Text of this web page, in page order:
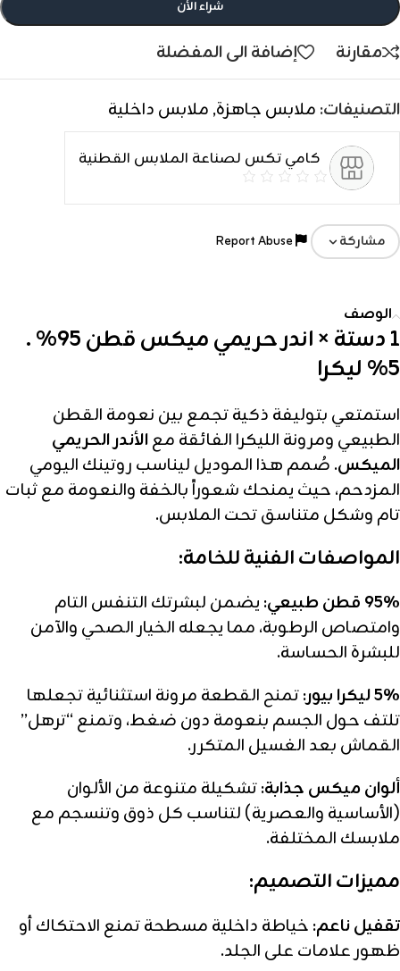
شراء الأن
مقارنة إضافة الى المفضلة
التصنيفات: ملابس جاهزة, ملابس داخلية
كامي تكس لصناعة الملابس القطنية
مشاركة
الوصف
1 دستة × اندر حريمي ميكس قطن 95% .
5% ليكرا
استمتعي بتوليفة ذكية تجمع بين نعومة القطن
الطبيعي ومرونة الليكرا الفائقة معالأندر الحريمي
الميكس. صُمم هذا الموديل ليناسب روتينك اليومي
المزدحم، حيث يمنحك شعوراً بالخفة والنعومة مع ثبات
تام وشكل متناسق تحت الملابس.
المواصفات الفنية للخامة:
95% قطن طبيعي:
يضمن لبشرتك التنفس التام
وامتصاص الرطوبة، مما يجعله الخيار الصحي والآمن
للبشرة الحساسة.
5% ليكرا بيور:
تمنح القطعة مرونة استثنائية تجعلها
تلتف حول الجسم بنعومة دون ضغط، وتمنع “ترهل”
القماش بعد الغسيل المتكرر.
ألوان ميكس جذابة:تشكيلة متنوعة من الألوان
(الأساسية والعصرية) لتناسب كل ذوق وتنسجم مع
ملابسك المختلفة.
مميزات التصميم:
تقفيل ناعم: خياطة داخلية مسطحة تمنع الاحتكاك أو
ظهور علامات على الجلد.